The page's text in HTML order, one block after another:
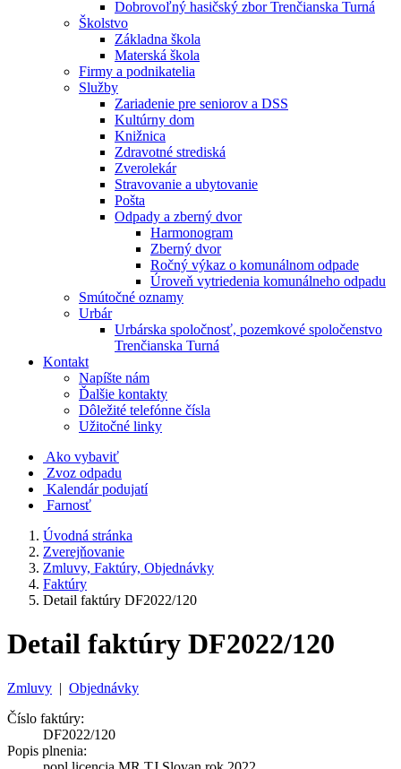
Dobrovoľný hasičský zbor Trenčianska Turná
Školstvo
Základna škola
Materská škola
Firmy a podnikatelia
Služby
Zariadenie pre seniorov a DSS
Kultúrny dom
Knižnica
Zdravotné strediská
Zverolekár
Stravovanie a ubytovanie
Pošta
Odpady a zberný dvor
Harmonogram
Zberný dvor
Ročný výkaz o komunálnom odpade
Úroveň vytriedenia komunálneho odpadu
Smútočné oznamy
Urbár
Urbárska spoločnosť, pozemkové spoločenstvo
Trenčianska Turná
Kontakt
Napíšte nám
Ďalšie kontakty
Dôležité telefónne čísla
Užitočné linky
Ako vybaviť
Zvoz odpadu
Kalendár podujatí
Farnosť
Úvodná stránka
Zverejňovanie
Zmluvy, Faktúry, Objednávky
Faktúry
Detail faktúry DF2022/120
Detail faktúry DF2022/120
Zmluvy | Objednávky
Číslo faktúry:
DF2022/120
Popis plnenia: